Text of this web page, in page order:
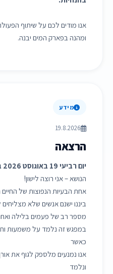
אנו מודים לכם על שיתוף
ומהנה בפארק המים יבנה.
מידע
19.8.2026
הרצאה
יום רביעי 19 באוגוסט 2026 בשעה 20:30 - הרצאה
הנושא – אני רוצה לישון!
אחת הבעיות הנפוצות של החיים
ביננו ישנם אנשים שלא
מספר רב של פעמים בלילה
במפגש זה נלמד על משמעות
כאשר
אנו נמנעים מלספק לגוף את
ונלמד